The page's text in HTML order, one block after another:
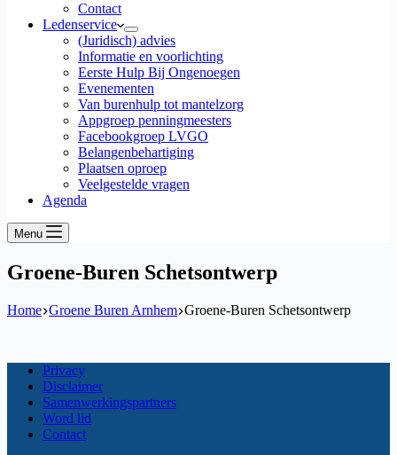
Contact
Ledenservice
(Juridisch) advies
Informatie en voorlichting
Eerste Hulp Bij Ongenoegen
Evenementen
Van burenhulp tot mantelzorg
Appgroep penningmeesters
Facebookgroep LVGO
Belangenbehartiging
Plaatsen oproep
Veelgestelde vragen
Agenda
Menu
Groene-Buren Schetsontwerp
Home Groene Buren Arnhem Groene-Buren Schetsontwerp
Privacy
Disclaimer
Samenwerkingspartners
Word lid
Contact